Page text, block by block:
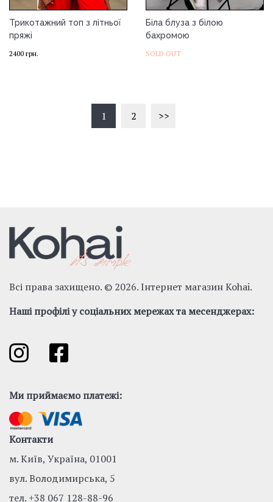
Трикотажний топ з літньої
пряжі
2400 грн.
Біла блуза з білою
бахромою
SOLD OUT
1 2 >>
Всі права захищено. © 2026. Інтернет магазин Kohai.
Наші профілі у соціальних мережах та месенджерах:
Ми приймаємо платежі:
Контакти
м. Київ, Україна, 01001
вул. Володимирська, 5
тел. +38 067 128-88-96